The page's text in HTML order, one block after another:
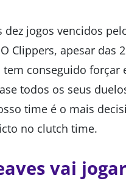
dez jogos vencidos
Clippers, apesar das
conseguido forçar
todos os seus
time é o mais
no clutch time.
vai